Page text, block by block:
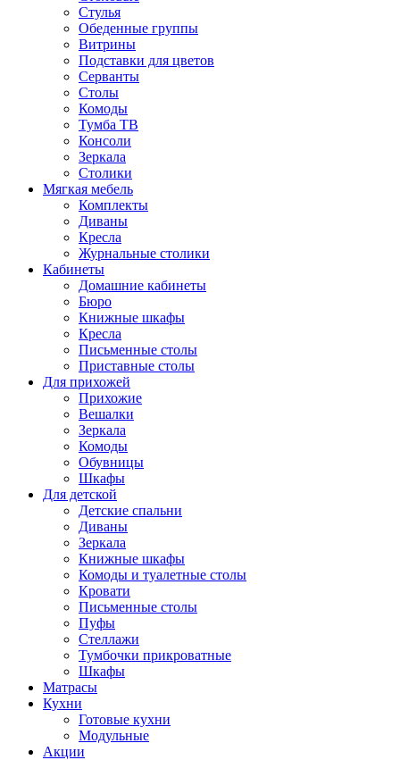
Стулья
Обеденные группы
Витрины
Подставки для цветов
Серванты
Столы
Комоды
Тумба ТВ
Консоли
Зеркала
Столики
Мягкая мебель
Комплекты
Диваны
Кресла
Журнальные столики
Кабинеты
Домашние кабинеты
Бюро
Книжные шкафы
Кресла
Письменные столы
Приставные столы
Для прихожей
Прихожие
Вешалки
Зеркала
Комоды
Обувницы
Шкафы
Для детской
Детские спальни
Диваны
Зеркала
Книжные шкафы
Комоды и туалетные столы
Кровати
Письменные столы
Пуфы
Стеллажи
Тумбочки прикроватные
Шкафы
Матрасы
Кухни
Готовые кухни
Модульные
Акции